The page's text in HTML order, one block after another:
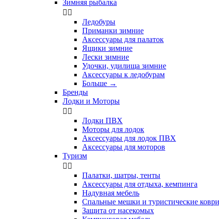
Зимняя рыбалка
 
Ледобуры
Приманки зимние
Аксессуары для палаток
Ящики зимние
Лески зимние
Удочки, удилища зимние
Аксессуары к ледобурам
Больше →
Бренды
Лодки и Моторы
 
Лодки ПВХ
Моторы для лодок
Аксессуары для лодок ПВХ
Аксессуары для моторов
Туризм
 
Палатки, шатры, тенты
Аксессуары для отдыха, кемпинга
Надувная мебель
Спальные мешки и туристические
Защита от насекомых